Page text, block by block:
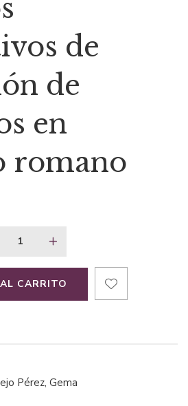
actual
es:
$76,68.
de
de
en
romano
CARRITO
Pérez, Gema